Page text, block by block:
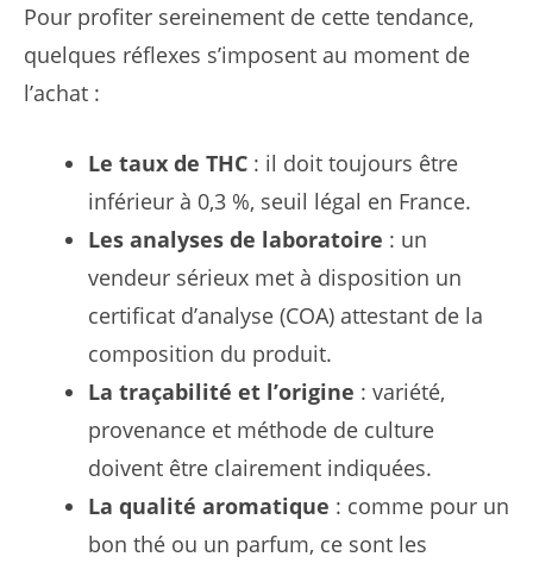
Pour profiter sereinement de cette tendance,
quelques réflexes s’imposent au moment de
l’achat :
Le taux de THC : il doit toujours être
inférieur à 0,3 %, seuil légal en France.
Les analyses de laboratoire : un
vendeur sérieux met à disposition un
certificat d’analyse (COA) attestant de la
composition du produit.
La traçabilité et l’origine : variété,
provenance et méthode de culture
doivent être clairement indiquées.
La qualité aromatique : comme pour un
bon thé ou un parfum, ce sont les